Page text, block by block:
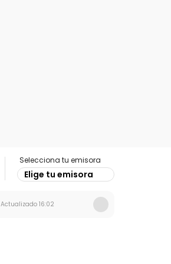
Selecciona tu emisora
Elige tu emisora
Actualizado 16:02